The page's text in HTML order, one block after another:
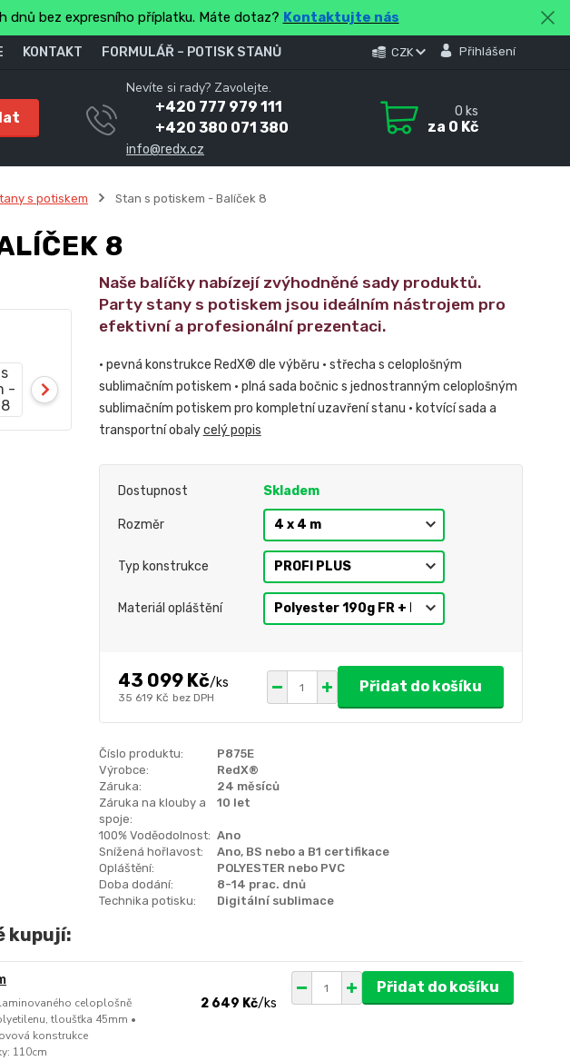
dnů bez expresního příplatku. Máte dotaz? Kontaktujte nás
KONTAKT FORMULÁŘ – POTISK STANŮ CZK Přihlášení
Nevíte si rady? Zavolejte.
+420 777 979 111
+420 380 071 380
info@redx.cz
0 ks
za 0 Kč
s potiskem Stan s potiskem - Balíček 8
8
Naše balíčky nabízejí zvýhodněné sady produktů.
Party stany s potiskem jsou ideálním nástrojem pro
efektivní a profesionální prezentaci.
• pevná konstrukce RedX® dle výběru • střecha s celoplošným
sublimačním potiskem • plná sada bočnic s jednostranným celoplošným
sublimačním potiskem pro kompletní uzavření stanu • kotvící sada a
transportní obalycelý popis
Dostupnost Skladem
Rozměr
Typ konstrukce
Materiál opláštění
43 099 Kč/ks
35 619 Kč bez DPH
Přidat do košíku
Číslo produktu:
P875E
Výrobce:
RedX®
Záruka:
24 měsíců
Záruka na klouby a
spoje:
10 let
100% Voděodolnost: Ano
Snížená hořlavost:
Ano, BS nebo a B1 certifikace
Opláštění:
POLYESTER nebo PVC
Doba dodání:
8-14 prac. dnů
Technika potisku:
Digitální sublimace
kupují:
celoplošně
tloušťka 45mm •
konstrukce
110cm
2 649 Kč/ks
Přidat do košíku